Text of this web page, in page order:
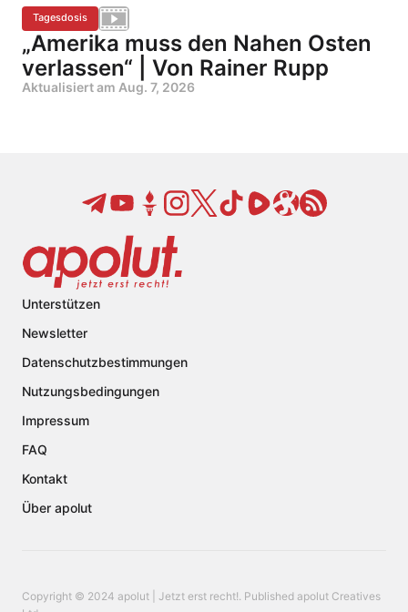
Tagesdosis
„Amerika muss den Nahen Osten
verlassen“ | Von Rainer Rupp
Aktualisiert am Aug. 7, 2026
Unterstützen
Newsletter
Datenschutzbestimmungen
Nutzungsbedingungen
Impressum
FAQ
Kontakt
Über apolut
Copyright © 2024 apolut | Jetzt erst recht!. Published apolut Creatives